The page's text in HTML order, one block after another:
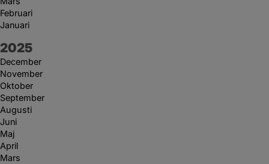
Februari
Januari
År:
2025
December
November
Oktober
September
Augusti
Juni
Maj
April
Mars